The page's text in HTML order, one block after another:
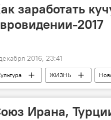
заработать
2017
2016, 23:41
ЖИЗНЬ
Ирана,